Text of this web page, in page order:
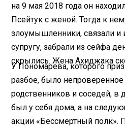
на 9 мая 2018 года он
Псейтук с женой. Тогда к
злоумышленники, связали и
супругу, забрали из сейфа
скрылись. Жена Ахиджака
У Пономарева, которого
разбое, было
родственников и соседей, в
был у себя дома, а на
акции «Бессмертный полк».